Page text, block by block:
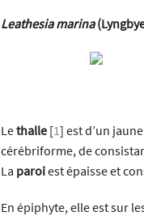
Leathesia marina
Lethalle [1] est d’un
cérébriforme, de
La paroiest épaisse et
En épiphyte, elle est sur